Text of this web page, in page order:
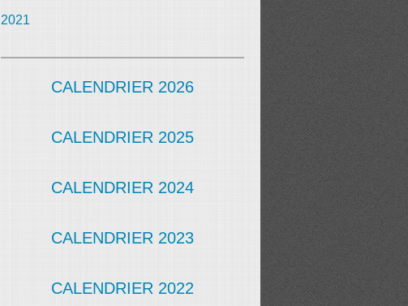
2021
CALENDRIER 2026
CALENDRIER 2025
CALENDRIER 2024
CALENDRIER 2023
CALENDRIER 2022